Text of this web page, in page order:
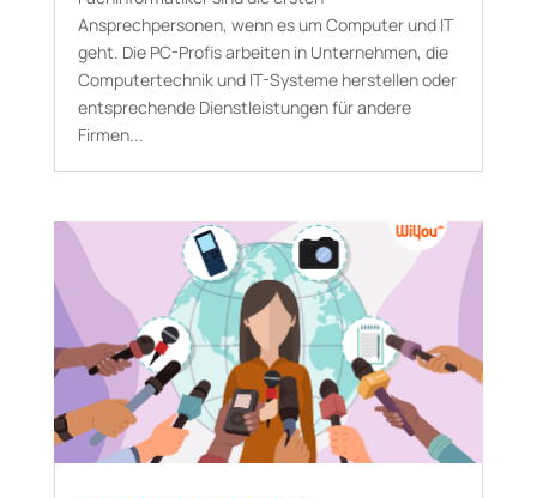
Ansprechpersonen, wenn es um Computer und IT
geht. Die PC-Profis arbeiten in Unternehmen, die
Computertechnik und IT-Systeme herstellen oder
entsprechende Dienstleistungen für andere
Firmen...